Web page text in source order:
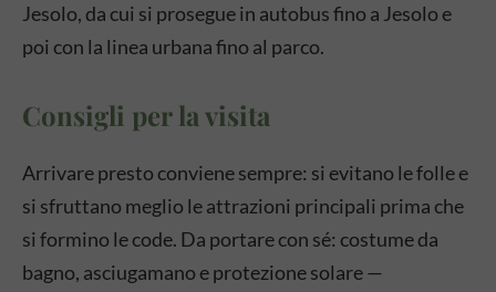
Jesolo, da cui si prosegue in autobus fino a Jesolo e
poi con la linea urbana fino al parco.
Consigli per la visita
Arrivare presto conviene sempre: si evitano le folle e
si sfruttano meglio le attrazioni principali prima che
si formino le code. Da portare con sé: costume da
bagno, asciugamano e protezione solare —